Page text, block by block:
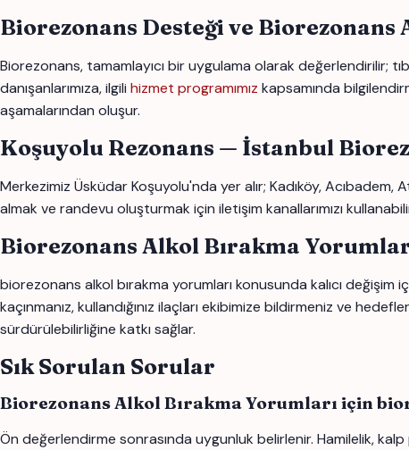
Biorezonans Desteği ve Biorezonans
Biorezonans, tamamlayıcı bir uygulama olarak değerlendirilir;
danışanlarımıza, ilgili hizmet programımız kapsamında
aşamalarından oluşur.
Koşuyolu Rezonans — İstanbul
Merkezimiz Üsküdar Koşuyolu'nda yer alır; Kadıköy, Acıbadem,
almak ve randevu oluşturmak için iletişim kanallarımızı
Biorezonans Alkol Bırakma
biorezonans alkol bırakma yorumları konusunda kalıcı
kaçınmanız, kullandığınız ilaçları ekibimize bildirmeniz ve
sürdürülebilirliğine katkı sağlar.
Sık Sorulan Sorular
Biorezonans Alkol Bırakma Yorumları için
Ön değerlendirme sonrasında uygunluk belirlenir. Hamilelik,